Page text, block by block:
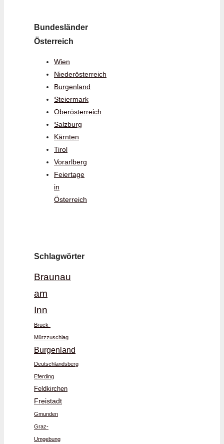
Bundesländer
Österreich
Wien
Niederösterreich
Burgenland
Steiermark
Oberösterreich
Salzburg
Kärnten
Tirol
Vorarlberg
Feiertage
in
Österreich
Schlagwörter
Braunau
am
Inn
Bruck-
Mürzzuschlag
Burgenland
Deutschlandsberg
Eferding
Feldkirchen
Freistadt
Gmunden
Graz-
Umgebung